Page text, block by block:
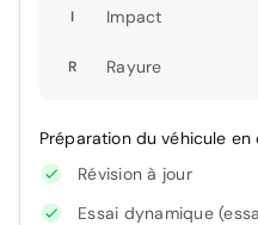
I Impact
R Rayure
Préparation du véhicule
Révision à jour
Essai dynamique